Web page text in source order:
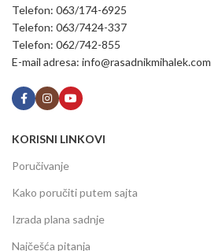
Telefon: 063/174-6925
Telefon: 063/7424-337
Telefon: 062/742-855
E-mail adresa: info@rasadnikmihalek.com
KORISNI LINKOVI
Poručivanje
Kako poručiti putem sajta
Izrada plana sadnje
Najčešća pitanja